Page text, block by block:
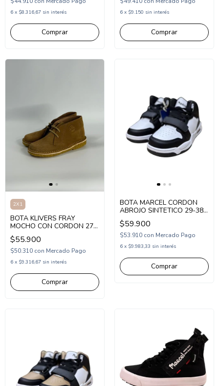
6 x $8.316,67 sin interés
Comprar
6 x $9.150 sin interés
Comprar
2X1
BOTA KLIVERS FRAY
MOCHO CON CORDON 27-
34 (1KV600)
$55.900
$50.310 con Mercado Pago
6 x $9.316,67 sin interés
Comprar
BOTA MARCEL CORDON
ABROJO SINTETICO 29-38
NEGRO BLANCO
(MNAN/1NBL)
$59.900
$53.910 con Mercado Pago
6 x $9.983,33 sin interés
Comprar